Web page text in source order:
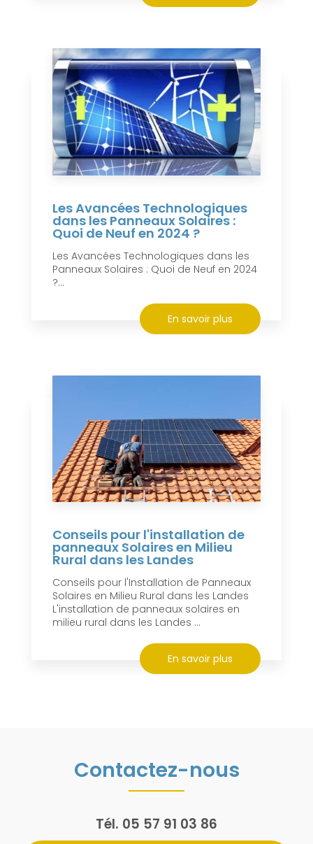
Les Avancées Technologiques
dans les Panneaux Solaires :
Quoi de Neuf en 2024 ?
Les Avancées Technologiques dans les
Panneaux Solaires : Quoi de Neuf en 2024
?...
En savoir plus
Conseils pour l'installation de
panneaux Solaires en Milieu
Rural dans les Landes
Conseils pour l'Installation de Panneaux
Solaires en Milieu Rural dans les Landes
L'installation de panneaux solaires en
milieu rural dans les Landes ...
En savoir plus
Contactez-nous
Tél. 05 57 91 03 86